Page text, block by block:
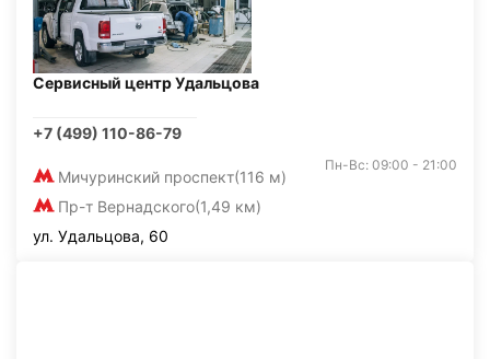
Сервисный центр Удальцова
+7 (499) 110-86-79
Мичуринский проспект(116 м)
Пр-т Вернадского(1,49 км)
Пн-Вс: 09:00 - 21:00
ул. Удальцова, 60